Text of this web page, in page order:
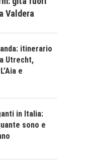
Valdera
itinerario
Utrecht,
e
in Italia:
sono e